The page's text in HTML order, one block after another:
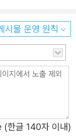
순간 김려령의
범주에 속박되고
무엇보다도 포근
의 청춘을 담은
다. 당신의 트렁
고한 자물쇠를 풀
통쾌한 작품으로
시물 운영 원칙
한글 140자 이내)